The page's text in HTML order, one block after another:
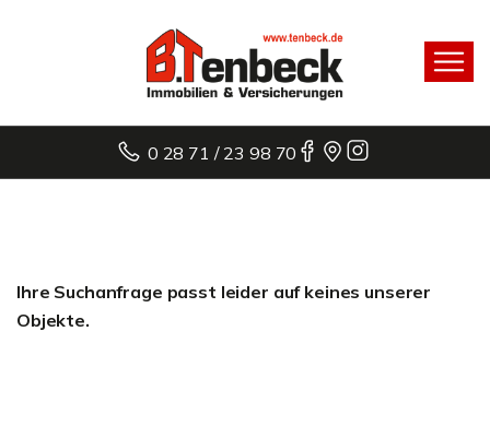
0 28 71 / 23 98 70
Ihre Suchanfrage passt leider auf keines unserer
Objekte.